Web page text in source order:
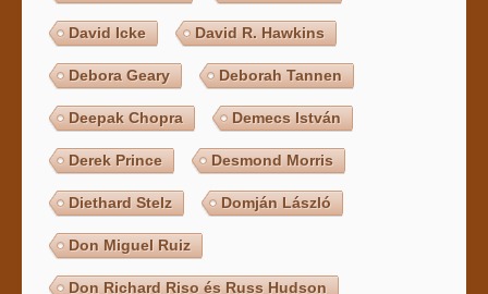
David Icke David R. Hawkins
Debora Geary Deborah Tannen
Deepak Chopra Demecs István
Derek Prince Desmond Morris
Diethard Stelz Domján László
Don Miguel Ruiz
Don Richard Riso és Russ Hudson